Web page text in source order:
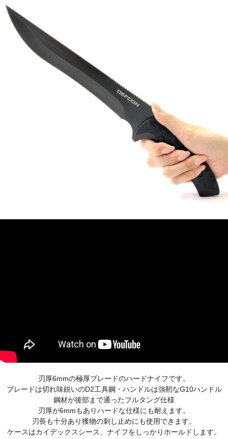
刃厚6mmの極厚ブレードのハードナイフです。
ブレードは切れ味鋭いのD2工具鋼・ハンドルは強靭なG10ハンドル
鋼材が後部まで通ったフルタング仕様
刃厚が6mmもありハードな仕様にも耐えます。
刃長も十分あり獲物の刺し止めにも使用できます。
ケースはカイデックスシース、ナイフをしっかりホールドします。